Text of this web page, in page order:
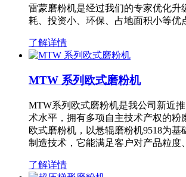
雷蒙磨粉机是经过我们的专家优化升
耗、投资小、环保、占地面积小等
了解详情
MTW 系列欧式磨粉机
MTW系列欧式磨粉机是我公司新近
术水平，拥有多项自主技术产权的
欧式磨粉机，以悬辊磨粉机9518为基
制造技术，它能满足客户对产品粒
了解详情